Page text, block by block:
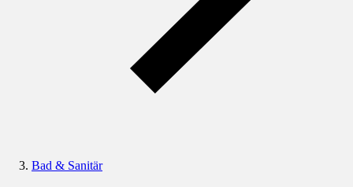
Bad & Sanitär